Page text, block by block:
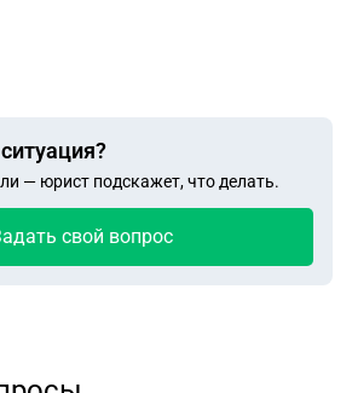
— юрист подскажет, что делать.
свой вопрос